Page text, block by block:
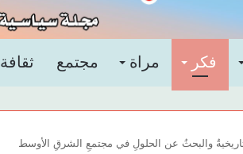
فكر مراة مجتمع ثقافة
والبحثُ عن الحلولِ في مجتمعِ الشرقِ الأوسط